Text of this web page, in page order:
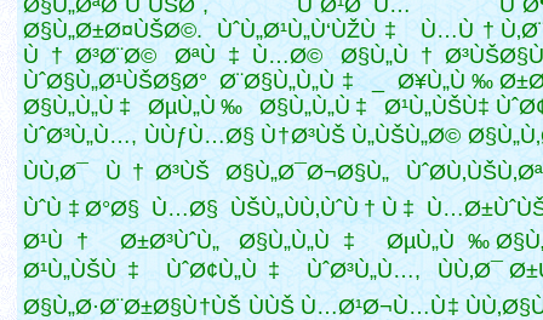
Ø§Ù„ØªØ´ÙˆÙŠØ´, ÙˆØ¹Ø¯Ù…
Ø§Ù„Ø±Ø¤ÙŠØ©. ÙˆÙ„Ø¹Ù„Ù‘ÙŽÙ‡ Ù…Ù†
Ù†Ø³Ø¨Ø© ØªÙ‡Ù…Ø©
ÙˆØ§Ù„Ø¹ÙŠØ§Ø° Ø¨Ø§Ù„Ù„Ù‡ _ Ø¥Ù„Ù‰
Ø§Ù„Ù„Ù‡ ØµÙ„Ù‰ Ø§Ù„Ù„Ù‡ Ø¹Ù„ÙŠÙ‡
ÙˆØ³Ù„Ù…, ÙÙƒÙ…Ø§ Ù†Ø³ÙŠ Ù„ÙŠÙ„Ø©
ÙÙ‚Ø¯ Ù†Ø³ÙŠ Ø§Ù„Ø¯Ø¬Ø§Ù„
ÙˆÙ‡Ø°Ø§ Ù…Ø§ ÙŠÙ„ÙÙ‚ÙˆÙ†Ù‡
Ø¹Ù† Ø±Ø³ÙˆÙ„ Ø§Ù„Ù„Ù‡ ØµÙ„Ù‰
Ø¹Ù„ÙŠÙ‡ ÙˆØ¢Ù„Ù‡ ÙˆØ³Ù„Ù…, ÙÙ‚Ø¯
Ø§Ù„Ø·Ø¨Ø±Ø§Ù†ÙŠ ÙÙŠ Ù…Ø¹Ø¬Ù…Ù‡